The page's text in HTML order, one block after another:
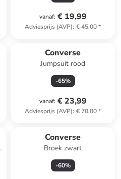
vanaf: € 19,99
Adviesprijs (AVP): € 45,00*
Converse
Jumpsuit rood
-65%
vanaf: € 23,99
Adviesprijs (AVP): € 70,00*
Converse
Broek zwart
-60%